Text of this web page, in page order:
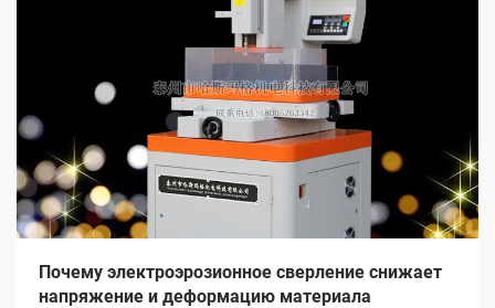
Почему электроэрозионное сверление снижает
напряжение и деформацию материала